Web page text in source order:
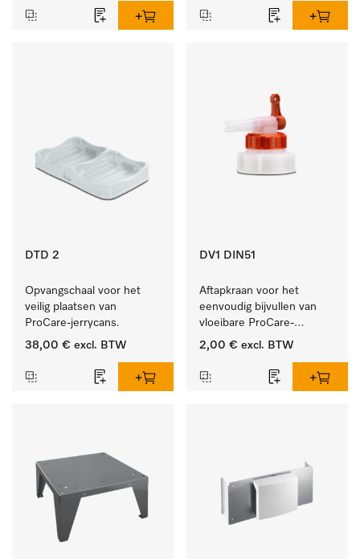
DTD 2
Opvangschaal voor het
veilig plaatsen van
ProCare-jerrycans.
38,00 € excl. BTW
DV1 DIN51
Aftapkraan voor het
eenvoudig bijvullen van
vloeibare ProCare-
producten.
2,00 € excl. BTW